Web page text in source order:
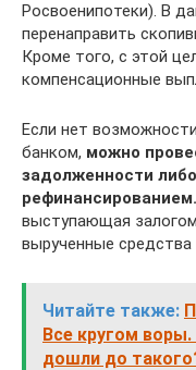
Росвоенипотеки). В
перенаправить
Кроме того, с этой
компенсационные
Если нет
банком, можно
задолженности
рефинансированием.
выступающая
вырученные средства
Читайте также:
Все кругом
дошли до